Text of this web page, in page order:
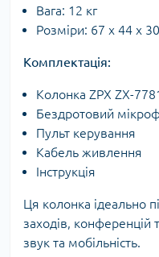
Вага: 12 кг
Розміри: 67 х 44 х
Комплектація:
Колонка ZPX ZX-
Бездротовий
Пульт керування
Кабель живлення
Інструкція
Ця колонка ідеально
заходів, конференцій
звук та мобільність.